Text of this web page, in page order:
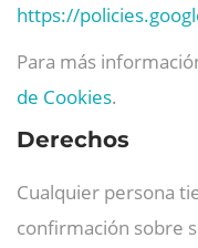
https://
Para más
de Cookies.
Derechos
Cualquier persona
confirmación sobre